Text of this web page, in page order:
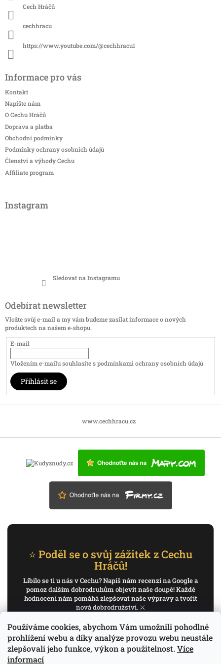
Používáme cookies, abychom Vám umožnili pohodlné
prohlížení webu a díky analýze provozu webu neustále
zlepšovali jeho funkce, výkon a použitelnost. Více
informací
Cech Hráčů
cechhracu
https://www.youtube.com/@cechhracu1
Informace pro vás
Kontakt
Napište nám
O Cechu Hráčů
Doprava a platba
Obchodní podmínky
Podmínky ochrany osobních údajů
Členství a výhody Cechu
Affiliate program
Instagram
Sledovat na Instagramu
Odebírat newsletter
Vložte svůj e-mail a my vám budeme zasílat informace o nových
produktech na našem e-shopu.
E-mail
Vložením e-mailu souhlasíte spodmínkami ochrany osobních údajů
Přihlásit se
www.cechhracu.cz
⭐ Poděl se o svůj zážitek z Cechu
Hráčů!
Líbilo se ti u nás v Cechu? Napiš nám recenzi na Google a
pomoz dalším dobrodruhům objevit naše doupě! Každé
hodnocení nám pomáhá zlepšovat naše výpravy a tvořit
nová dobrodružství. ⚔️
✍️ Napiš recenzi na Google
Děkujeme, že pomáháš psát příběh Cechu Hráčů.